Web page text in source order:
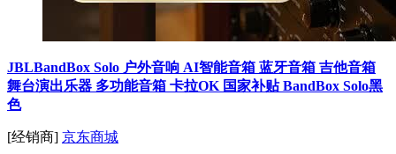
JBLBandBox Solo 户外音响 AI智能音箱 蓝牙音箱 吉他音箱
舞台演出乐器 多功能音箱 卡拉OK 国家补贴 BandBox Solo黑
色
[经销商] 京东商城